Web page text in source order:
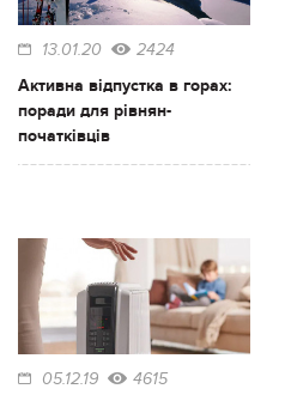
13.01.20 2424
Активна відпустка в горах:
поради для рівнян-
початківців
05.12.19 4615